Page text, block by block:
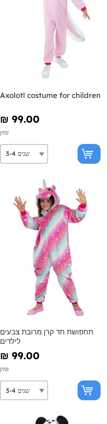
Axolotl costume for children
₪‎ 99.00
זמין
תחפושת חד קרן מרובת צבעים
לילדים
₪‎ 99.00
זמין